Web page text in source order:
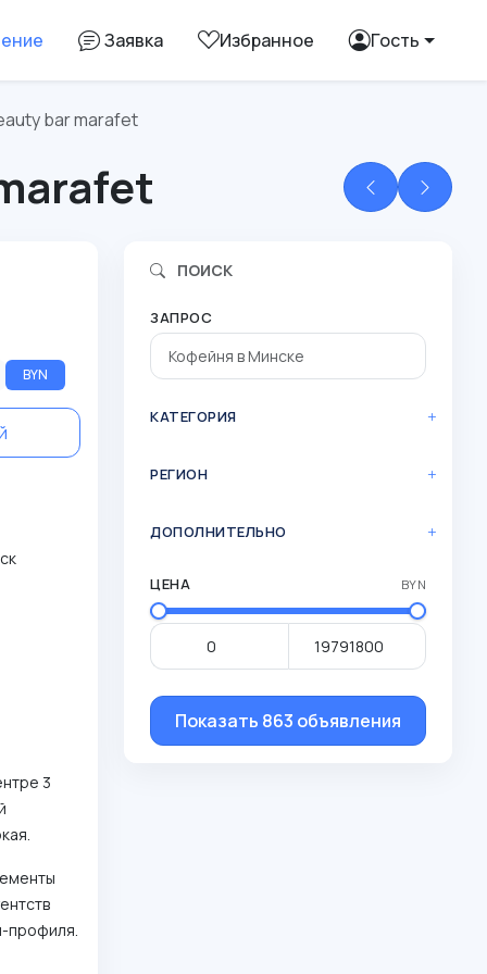
Заявка Избранное Гость
bar marafet
ЗАПРОС
КАТЕГОРИЯ
РЕГИОН
ДОПОЛНИТЕЛЬНО
ЦЕНА BYN
Показать 863 объявления
ПОИСК
BYN
3
профиля.